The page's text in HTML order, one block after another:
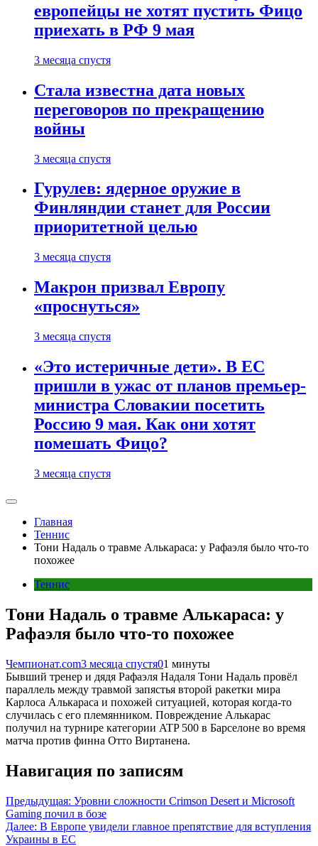
европейцы не хотят пустить Фицо
приехать в РФ 9 мая
3 месяца спустя
Стала известна дата новых
переговоров по прекращению
войны
3 месяца спустя
Гурулев: ядерное оружие в
Финляндии станет для России
приоритетной целью
3 месяца спустя
Макрон призвал Европу
«проснуться»
3 месяца спустя
«Это истеричные дети». В ЕС
пришли в ужас от планов премьер-
министра Словакии посетить
Россию 9 мая. Как они хотят
помешать Фицо?
3 месяца спустя
Главная
Теннис
Тони Надаль о травме Алькараса: у Рафаэля было что-то
похожее
Теннис
Тони Надаль о травме Алькараса: у
Рафаэля было что-то похожее
Чемпионат.com3 месяца спустя01 минуты
Бывший тренер и дядя Рафаэля Надаля Тони Надаль провёл
параллель между травмой запястья второй ракетки мира
Карлоса Алькараса и похожей ситуацией, которая когда‑то
случилась с его племянником. Повреждение Алькарас
получил на турнире категории ATP 500 в Барселоне во время
матча против финна Отто Виртанена.
Навигация по записям
Предыдущая: Уровни сложности Crimson Desert и Microsoft
Gaming почил в бозе
Далее: В Европе увидели главное препятствие для вступления
Украины в ЕС